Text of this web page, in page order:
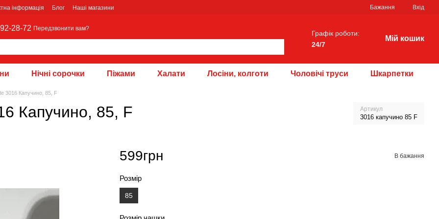
інформація Блог Наші магазини Бажання Вхід
28-72 Передзвонити вам?
Графік роботи:
24/7
Мій кошик
Нічні сорочки Піжами Халати Лосіни, колготи Чоловічі труси Шкарпетки
3016 Капучино, 85, F
Капучино, 85, F Артикул
3016 капучино 85 F
599грн В бажання
Розмір
85